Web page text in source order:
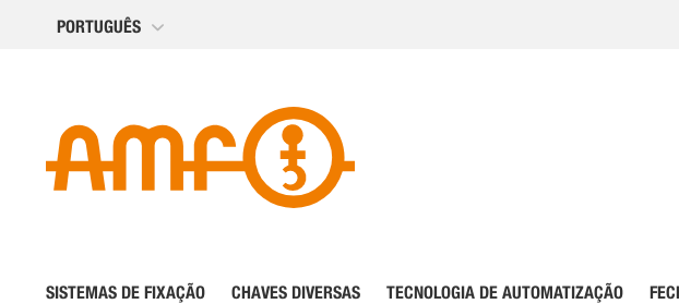
Conteúdo
PORTUGUÊS
SISTEMAS DE FIXAÇÃO CHAVES DIVERSAS TECNOLOGIA DE AUTOMATIZAÇÃO